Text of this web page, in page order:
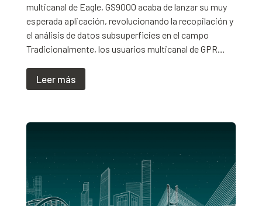
multicanal de Eagle, GS9000 acaba de lanzar su muy
esperada aplicación, revolucionando la recopilación y
el análisis de datos subsuperficies en el campo
Tradicionalmente, los usuarios multicanal de GPR…
Leer más